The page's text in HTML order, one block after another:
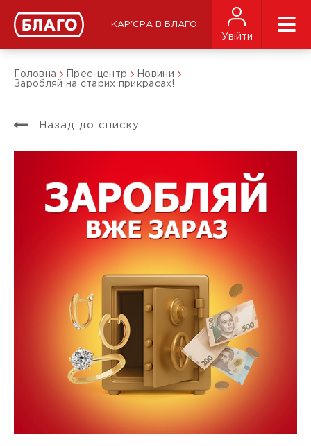
КАР'ЄРА В БЛАГО
Увійти
Головна Прес-центр
Новини
Заробляй на старих прикрасах!
Назад до списку